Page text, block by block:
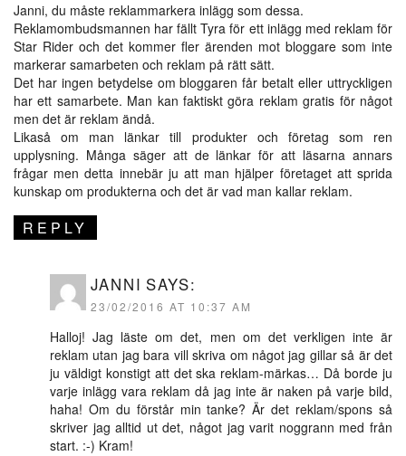
Janni, du måste reklammarkera inlägg som dessa.
Reklamombudsmannen har fällt Tyra för ett inlägg med reklam för
Star Rider och det kommer fler ärenden mot bloggare som inte
markerar samarbeten och reklam på rätt sätt.
Det har ingen betydelse om bloggaren får betalt eller uttryckligen
har ett samarbete. Man kan faktiskt göra reklam gratis för något
men det är reklam ändå.
Likaså om man länkar till produkter och företag som ren
upplysning. Många säger att de länkar för att läsarna annars
frågar men detta innebär ju att man hjälper företaget att sprida
kunskap om produkterna och det är vad man kallar reklam.
REPLY
JANNI SAYS:
23/02/2016 AT 10:37 AM
Halloj! Jag läste om det, men om det verkligen inte är
reklam utan jag bara vill skriva om något jag gillar så är det
ju väldigt konstigt att det ska reklam-märkas… Då borde ju
varje inlägg vara reklam då jag inte är naken på varje bild,
haha! Om du förstår min tanke? Är det reklam/spons så
skriver jag alltid ut det, något jag varit noggrann med från
start. :-) Kram!